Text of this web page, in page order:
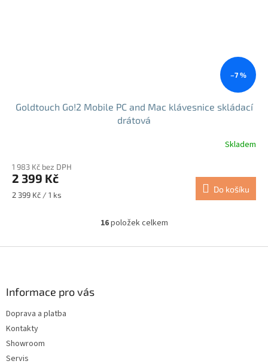
–7 %
Goldtouch Go!2 Mobile PC and Mac klávesnice skládací
drátová
Skladem
1 983 Kč bez DPH
2 399 Kč
Měrná
2 399 Kč / 1 ks
Do košíku
O
l
16položek celkem
Informace pro vás
Doprava a platba
Kontakty
Showroom
Servis